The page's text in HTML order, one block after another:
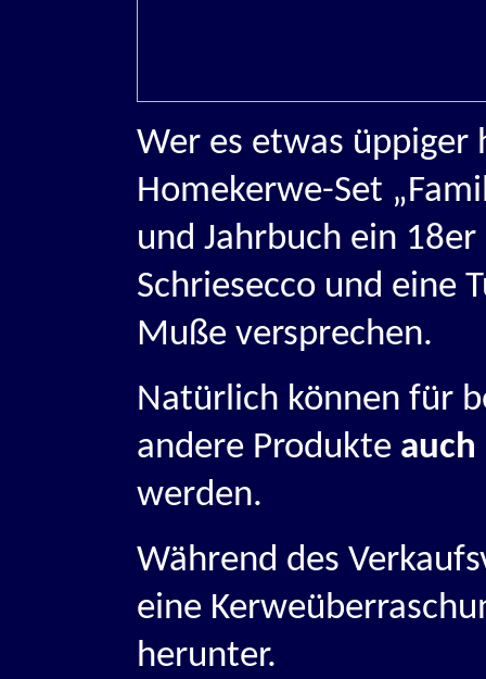
Wer es etwas üppiger
Homekerwe-Set
und Jahrbuch ein
Schriesecco und eine
Muße versprechen.
Natürlich können für
andere Produkte
werden.
Während des
eine
herunter.